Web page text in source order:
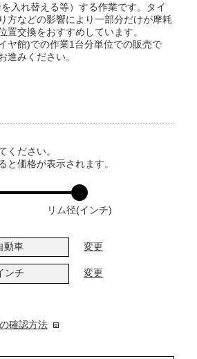
入れ替える等）する作業です。タイ
方などの影響により一部分だけが摩耗
置交換をおすすめしています。
ヤ館)での作業1台分単位での販売で
進みください。
ください。
価格が表示されます。
リム径(インチ)
動車 変更
ンチ 変更
確認方法